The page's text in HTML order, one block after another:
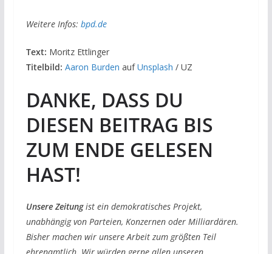
Weitere Infos: bpd.de
Text: Moritz Ettlinger
Titelbild: Aaron Burden aufUnsplash / UZ
DANKE, DASS DU
DIESEN BEITRAG BIS
ZUM ENDE GELESEN
HAST!
Unsere Zeitungist ein demokratisches Projekt,
unabhängig von Parteien, Konzernen oder Milliardären.
Bisher machen wir unsere Arbeit zum größten Teil